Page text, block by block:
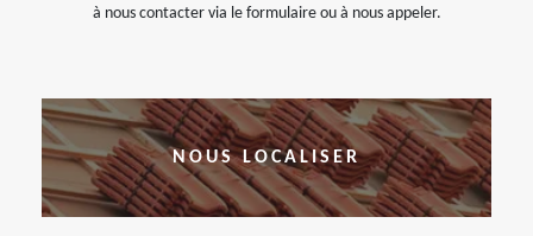
à nous contacter via le formulaire ou à nous appeler.
NOUS LOCALISER